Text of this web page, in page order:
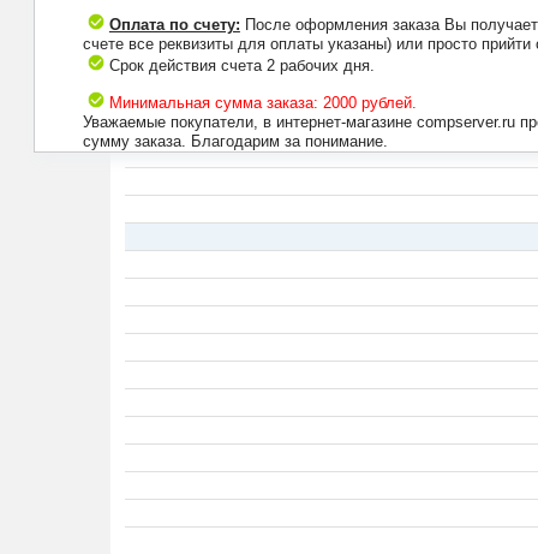
Оплата по счету: После оформления заказа Вы
счете все реквизиты для оплаты указаны) или просто
Срок действия счета 2 рабочих дня.
Минимальная сумма заказа: 2000 рублей.
Уважаемые покупатели, в интернет-магазине compserver.ru
сумму заказа. Благодарим за понимание.